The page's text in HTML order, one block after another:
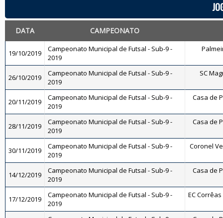
DATA CAMPEONATO
19/10/2019
Campeonato Municipal de Futsal - Sub-9 -
2019
26/10/2019
Campeonato Municipal de Futsal - Sub-9 -
2019
SC
20/11/2019
Campeonato Municipal de Futsal - Sub-9 -
2019
Casa de
28/11/2019
Campeonato Municipal de Futsal - Sub-9 -
2019
Casa de
30/11/2019
Campeonato Municipal de Futsal - Sub-9 -
2019
Coronel
14/12/2019
Campeonato Municipal de Futsal - Sub-9 -
2019
Casa de
17/12/2019
Campeonato Municipal de Futsal - Sub-9 -
2019
EC